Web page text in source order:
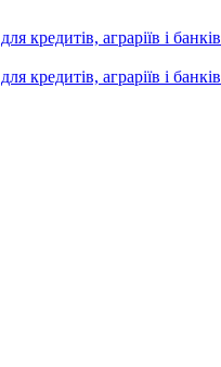
кредитів, аграріїв і банків
кредитів, аграріїв і банків